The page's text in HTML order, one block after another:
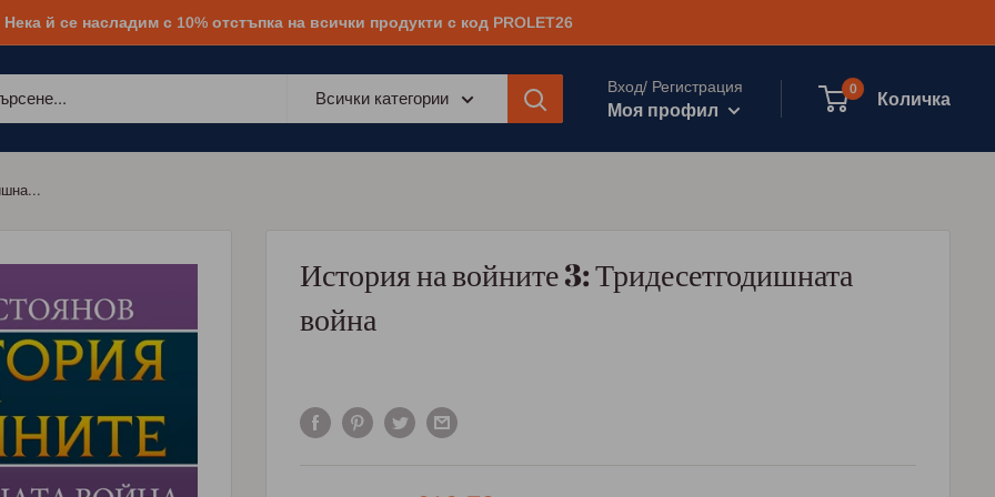
й се насладим с 10% отстъпка на всички продукти с код PROLET26
Всички категории
Вход/ Регистрация
Моя профил
0
Количка
История на войните 3: Тридесетгодишната
война